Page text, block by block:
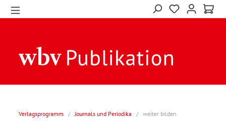
Verlagsprogramm / Journals und Periodika / weiter bilden